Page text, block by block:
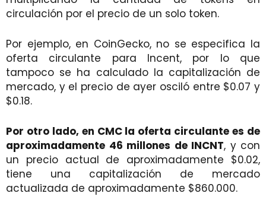
circulación por el precio de un solo token.
Por ejemplo, en CoinGecko, no se especifica la
oferta circulante para Incent, por lo que
tampoco se ha calculado la capitalización de
mercado, y el precio de ayer osciló entre $0.07 y
$0.18.
Por otro lado, en CMC la oferta circulante es de
aproximadamente 46 millones de INCNT, y con
un precio actual de aproximadamente $0.02,
tiene una capitalización de mercado
actualizada de aproximadamente $860.000.